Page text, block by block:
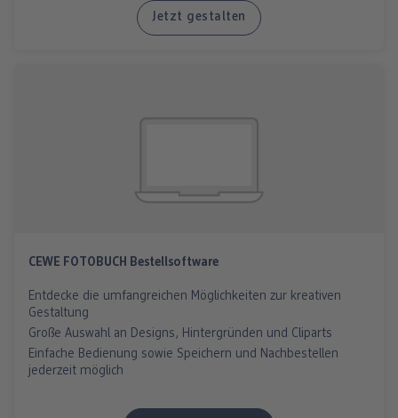
Jetzt gestalten
CEWE FOTOBUCH Bestellsoftware
Entdecke die umfangreichen Möglichkeiten zur kreativen
Gestaltung
Große Auswahl an Designs, Hintergründen und Cliparts
Einfache Bedienung sowie Speichern und Nachbestellen
jederzeit möglich